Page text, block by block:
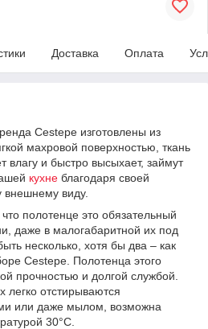
Доставка Оплата
Cestepe изготовлены из
махровой поверхностью, ткань
влагу и быстро высыхает, займут
кухне благодаря своей
внешнему виду.
полотенце это обязательный
даже в малогабаритной их под
несколько, хотя бы два – как
Cestepe. Полотенца этого
прочностью и долгой службой.
легко отстирываются
или даже мылом, возможна
30°C.